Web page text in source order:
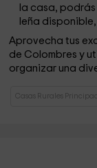
la casa,
leña
Aprovecha tus
de Colombres y
organizar una
Casas Rurales